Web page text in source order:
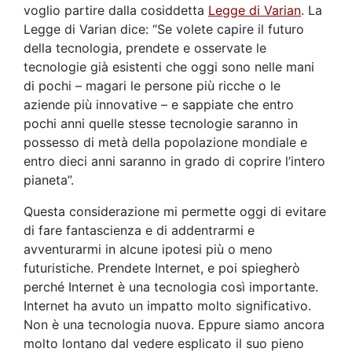
voglio partire dalla cosiddetta Legge di Varian. La
Legge di Varian dice: “Se volete capire il futuro
della tecnologia, prendete e osservate le
tecnologie già esistenti che oggi sono nelle mani
di pochi – magari le persone più ricche o le
aziende più innovative – e sappiate che entro
pochi anni quelle stesse tecnologie saranno in
possesso di metà della popolazione mondiale e
entro dieci anni saranno in grado di coprire l’intero
pianeta”.
Questa considerazione mi permette oggi di evitare
di fare fantascienza e di addentrarmi e
avventurarmi in alcune ipotesi più o meno
futuristiche. Prendete Internet, e poi spiegherò
perché Internet è una tecnologia così importante.
Internet ha avuto un impatto molto significativo.
Non è una tecnologia nuova. Eppure siamo ancora
molto lontano dal vedere esplicato il suo pieno